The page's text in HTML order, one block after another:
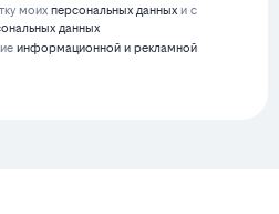
моих персональных данных и с
данных
информационной и рекламной